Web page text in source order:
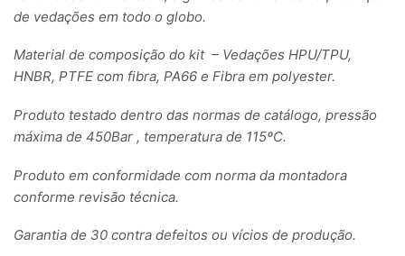
de vedações em todo o globo.
Material de composição do kit – Vedações HPU/TPU,
HNBR, PTFE com fibra, PA66 e Fibra em polyester.
Produto testado dentro das normas de catálogo, pressão
máxima de 450Bar , temperatura de 115ºC.
Produto em conformidade com norma da montadora
conforme revisão técnica.
Garantia de 30 contra defeitos ou vícios de produção.